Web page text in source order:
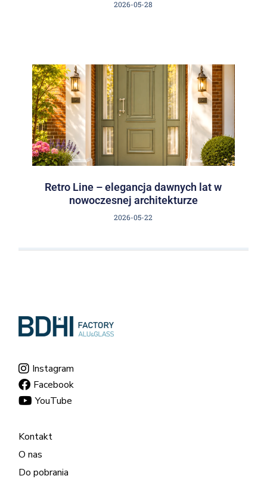
2026-05-28
Retro Line – elegancja dawnych lat w
nowoczesnej architekturze
2026-05-22
Instagram
Facebook
YouTube
Kontakt
O nas
Do pobrania